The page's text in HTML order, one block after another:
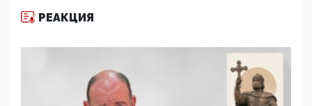
11:53, 09 Июня 2026
деятельность ИИТО ЮНЕСКО в России, но
цифроглобалисты продолжают определять
повестку в образовании
09:43, 01 Июня 2026
РЕАКЦИЯ